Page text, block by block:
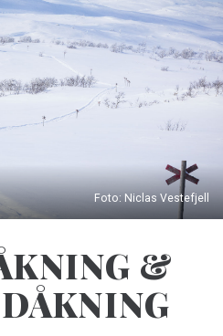
Foto: Niclas Vestefjell
&